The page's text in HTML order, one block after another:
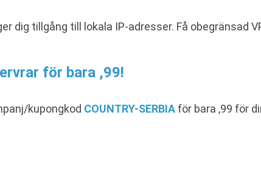
dig tillgång till lokala IP-adresser. Få obegränsad
för bara ,99!
kupongkod COUNTRY-SERBIA för bara ,99 för